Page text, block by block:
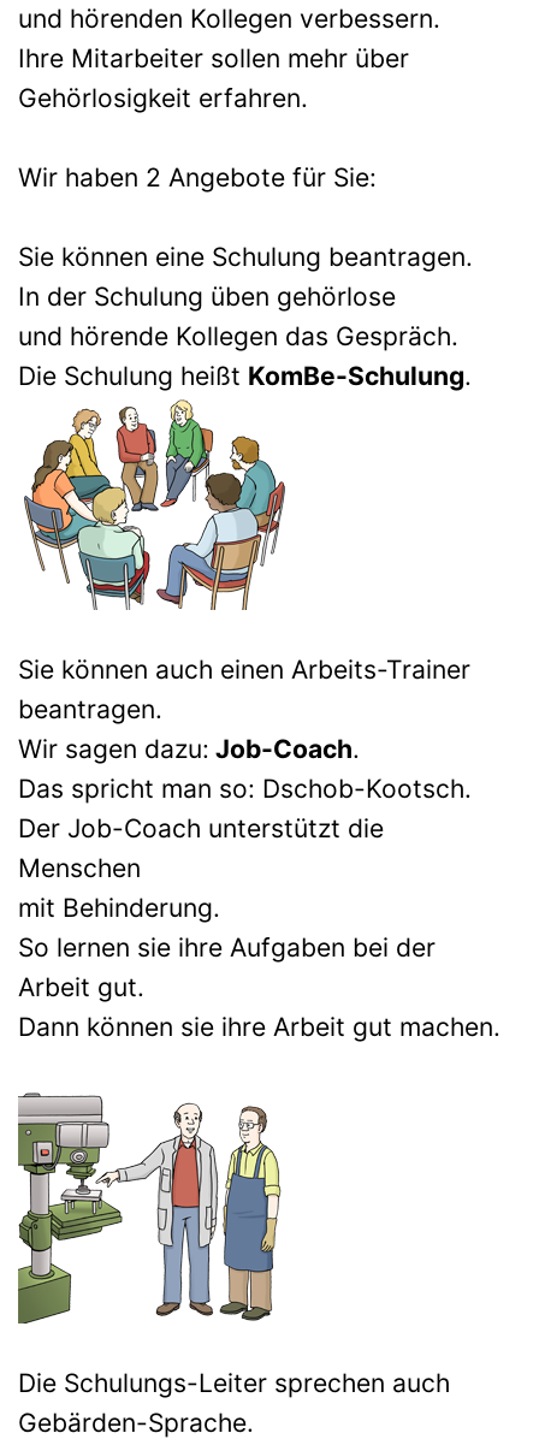
und hörenden Kollegen verbessern.
Ihre Mitarbeiter sollen mehr über
Gehörlosigkeit erfahren.
Wir haben 2 Angebote für Sie:
Sie können eine Schulung beantragen.
In der Schulung üben gehörlose
und hörende Kollegen das Gespräch.
Die Schulung heißt KomBe-Schulung.
Sie können auch einen Arbeits-Trainer
beantragen.
Wir sagen dazu: Job-Coach.
Das spricht man so: Dschob-Kootsch.
Der Job-Coach unterstützt die
Menschen
mit Behinderung.
So lernen sie ihre Aufgaben bei der
Arbeit gut.
Dann können sie ihre Arbeit gut machen.
Die Schulungs-Leiter sprechen auch
Gebärden-Sprache.